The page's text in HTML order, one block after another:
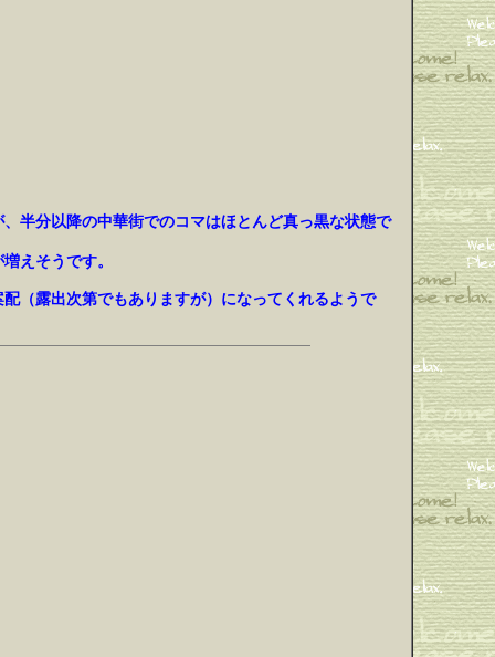
半分以降の中華街でのコマはほとんど真っ黒な状態で
えそうです。
（露出次第でもありますが）になってくれるようで